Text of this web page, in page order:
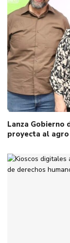
Lanza Gobierno
proyecta al